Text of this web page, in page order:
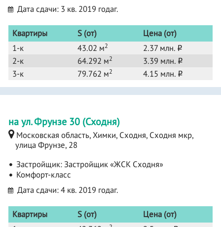
Дата сдачи: 3 кв. 2019 годаг.
Квартиры S (от)
Цена (от)
1-к
43.02 м2 2.37 млн. o
2-к 64.292 м2 3.39 млн. o
3-к 79.762 м2 4.15 млн. o
на ул. Фрунзе 30 (Сходня)
Московская область, Химки, Сходня, Сходня мкр,
улица Фрунзе, 28
Застройщик:Застройщик «ЖСК Сходня»
Комфорт-класс
Дата сдачи: 4 кв. 2019 годаг.
Квартиры S (от)
Цена (от)